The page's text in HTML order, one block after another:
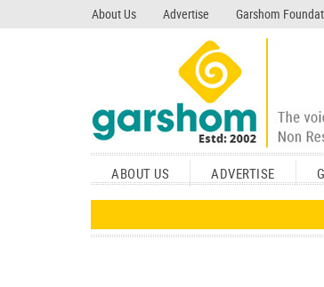
About Us Advertise Garshom
garshom.com
ABOUT US ADVERTISE